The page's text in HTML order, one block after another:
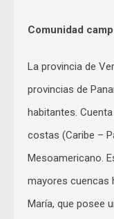
Comunidad
La provincia de
provincias de
habitantes.
costas (Caribe –
Mesoamericano.
mayores cuencas
María, que posee